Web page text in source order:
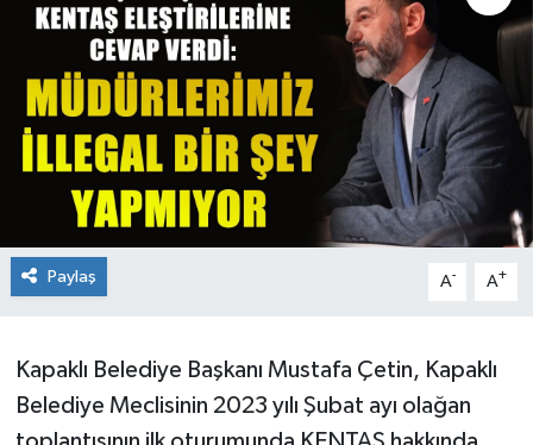
Paylaş A- A+
Kapaklı Belediye Başkanı Mustafa Çetin, Kapaklı
Belediye Meclisinin 2023 yılı Şubat ayı olağan
Yaşam